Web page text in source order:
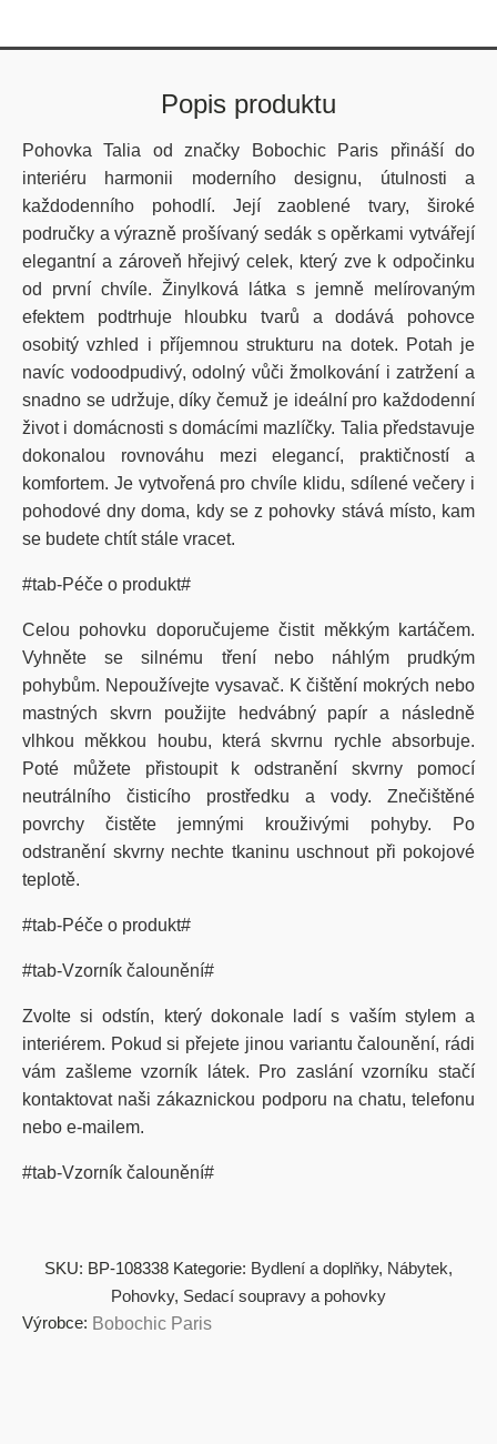
Popis produktu
Pohovka Talia od značky Bobochic Paris přináší do
interiéru harmonii moderního designu, útulnosti a
každodenního pohodlí. Její zaoblené tvary, široké
područky a výrazně prošívaný sedák s opěrkami vytvářejí
elegantní a zároveň hřejivý celek, který zve k odpočinku
od první chvíle. Žinylková látka s jemně melírovaným
efektem podtrhuje hloubku tvarů a dodává pohovce
osobitý vzhled i příjemnou strukturu na dotek. Potah je
navíc vodoodpudivý, odolný vůči žmolkování i zatržení a
snadno se udržuje, díky čemuž je ideální pro každodenní
život i domácnosti s domácími mazlíčky. Talia představuje
dokonalou rovnováhu mezi elegancí, praktičností a
komfortem. Je vytvořená pro chvíle klidu, sdílené večery i
pohodové dny doma, kdy se z pohovky stává místo, kam
se budete chtít stále vracet.
#tab-Péče o produkt#
Celou pohovku doporučujeme čistit měkkým kartáčem.
Vyhněte se silnému tření nebo náhlým prudkým
pohybům. Nepoužívejte vysavač. K čištění mokrých nebo
mastných skvrn použijte hedvábný papír a následně
vlhkou měkkou houbu, která skvrnu rychle absorbuje.
Poté můžete přistoupit k odstranění skvrny pomocí
neutrálního čisticího prostředku a vody. Znečištěné
povrchy čistěte jemnými krouživými pohyby. Po
odstranění skvrny nechte tkaninu uschnout při pokojové
teplotě.
#tab-Péče o produkt#
#tab-Vzorník čalounění#
Zvolte si odstín, který dokonale ladí s vaším stylem a
interiérem. Pokud si přejete jinou variantu čalounění, rádi
vám zašleme vzorník látek. Pro zaslání vzorníku stačí
kontaktovat naši zákaznickou podporu na chatu, telefonu
nebo e-mailem.
#tab-Vzorník čalounění#
SKU: BP-108338 Kategorie: Bydlení a doplňky, Nábytek,
Pohovky, Sedací soupravy a pohovky
Výrobce: Bobochic Paris